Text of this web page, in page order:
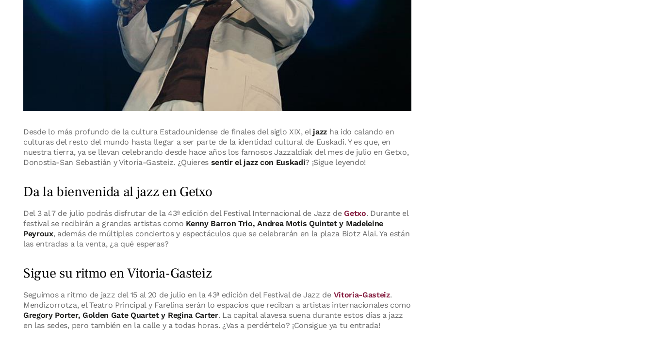
Desde lo más profundo de la cultura Estadounidense de finales del siglo XIX, el jazz ha ido calando en
culturas del resto del mundo hasta llegar a ser parte de la identidad cultural de Euskadi. Y es que, en
nuestra tierra, ya se llevan celebrando desde hace años los famosos Jazzaldiak del mes de julio en Getxo,
Donostia-San Sebastián y Vitoria-Gasteiz. ¿Quieres sentir el jazz con Euskadi? ¡Sigue leyendo!
Da la bienvenida al jazz en Getxo
Del 3 al 7 de julio podrás disfrutar de la 43ª edición del Festival Internacional de Jazz deGetxo. Durante el
festival se recibirán a grandes artistas como Kenny Barron Trio, Andrea Motis Quintet y Madeleine
Peyroux, además de múltiples conciertos y espectáculos que se celebrarán en la plaza Biotz Alai. Ya están
las entradas a la venta, ¿a qué esperas?
Sigue su ritmo en Vitoria-Gasteiz
Seguimos a ritmo de jazz del 15 al 20 de julio en la 43ª edición del Festival de Jazz de Vitoria-Gasteiz.
Mendizorrotza, el Teatro Principal y Farelina serán lo espacios que reciban a artistas internacionales como
Gregory Porter, Golden Gate Quartet y Regina Carter. La capital alavesa suena durante estos días a jazz
en las sedes, pero también en la calle y a todas horas. ¿Vas a perdértelo? ¡Consigue ya tu entrada!